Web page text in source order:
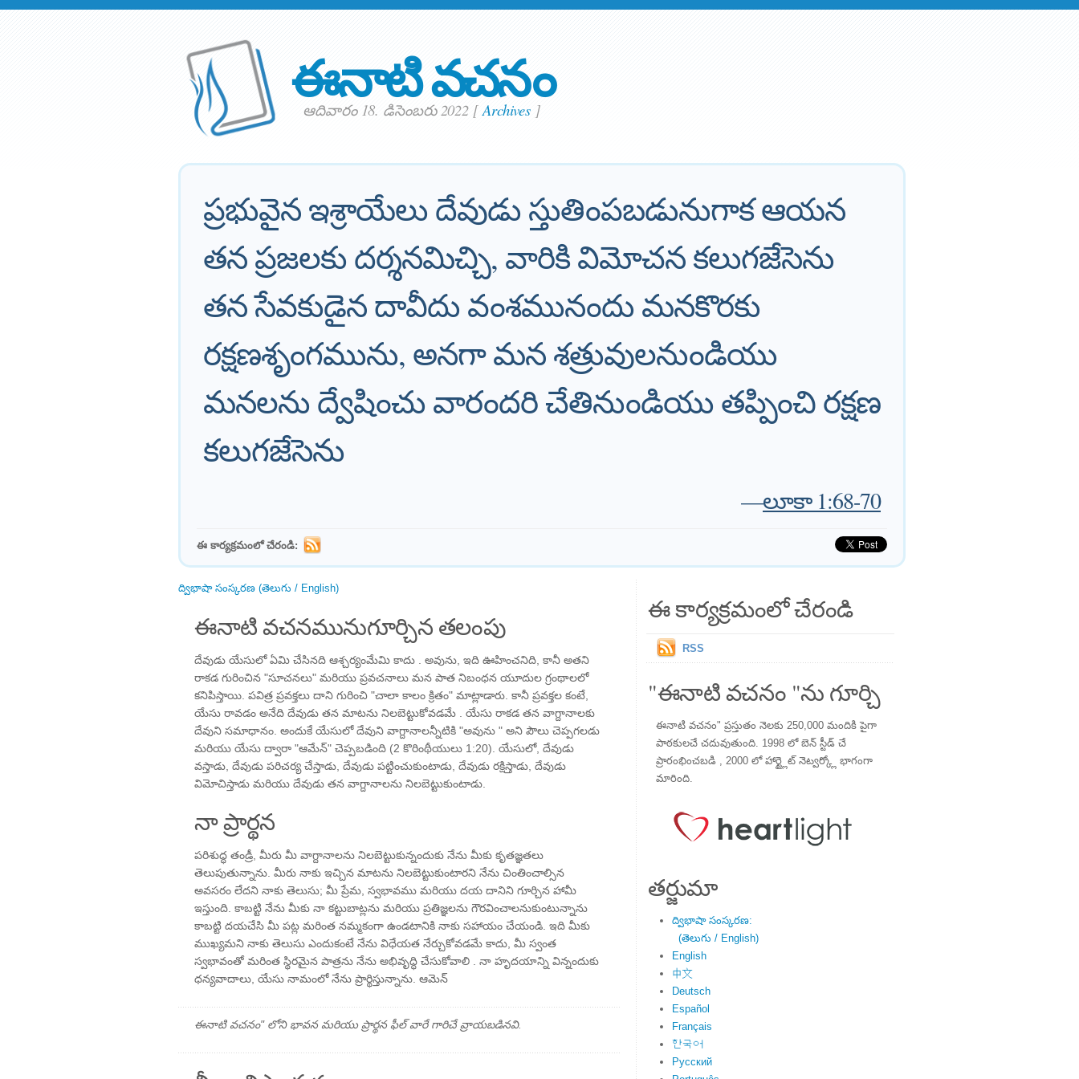
ఈనాటి వచనం
ఆదివారం 18. డిసెంబరు 2022 [Archives ]
ప్రభువైన ఇశ్రాయేలు దేవుడు స్తుతింపబడునుగాక ఆయన
తన ప్రజలకు దర్శనమిచ్చి, వారికి విమోచన కలుగజేసెను
తన సేవకుడైన దావీదు వంశమునందు మనకొరకు
రక్షణశృంగమును, అనగా మన శత్రువులనుండియు
మనలను ద్వేషించు వారందరి చేతినుండియు తప్పించి రక్షణ
కలుగజేసెను
—లూకా 1:68-70
ఈ కార్యక్రమంలో చేరండి:
ద్విభాషా సంస్కరణ (తెలుగు / English)
ఈనాటి వచనమునుగూర్చిన తలంపు
దేవుడు యేసులో ఏమి చేసినది ఆశ్చర్యంమేమి కాదు . అవును, ఇది ఊహించనిది, కానీ అతని
రాకడ గురించిన "సూచనలు" మరియు ప్రవచనాలు మన పాత నిబంధన యూదుల గ్రంథాలలో
కనిపిస్తాయి. పవిత్ర ప్రవక్తలు దాని గురించి "చాలా కాలం క్రితం" మాట్లాడారు. కానీ ప్రవక్తల కంటే,
యేసు రావడం అనేది దేవుడు తన మాటను నిలబెట్టుకోవడమే . యేసు రాకడ తన వాగ్దానాలకు
దేవుని సమాధానం. అందుకే యేసులో దేవుని వాగ్దానాలన్నీటికి "అవును " అని పౌలు చెప్పగలడు
మరియు యేసు ద్వారా "ఆమేన్" చెప్పబడింది (2 కొరింథీయులు 1:20). యేసులో, దేవుడు
వస్తాడు, దేవుడు పరిచర్య చేస్తాడు, దేవుడు పట్టించుకుంటాడు, దేవుడు రక్షిస్తాడు, దేవుడు
విమోచిస్తాడు మరియు దేవుడు తన వాగ్దానాలను నిలబెట్టుకుంటాడు.
నా ప్రార్థన
పరిశుద్ధ తండ్రీ, మీరు మీ వాగ్దానాలను నిలబెట్టుకున్నందుకు నేను మీకు కృతజ్ఞతలు
తెలుపుతున్నాను. మీరు నాకు ఇచ్చిన మాటను నిలబెట్టుకుంటారని నేను చింతించాల్సిన
అవసరం లేదని నాకు తెలుసు; మీ ప్రేమ, స్వభావము మరియు దయ దానిని గూర్చిన హామీ
ఇస్తుంది. కాబట్టి నేను మీకు నా కట్టుబాట్లను మరియు ప్రతిజ్ఞలను గౌరవించాలనుకుంటున్నాను
కాబట్టి దయచేసి మీ పట్ల మరింత నమ్మకంగా ఉండటానికి నాకు సహాయం చేయండి. ఇది మీకు
ముఖ్యమని నాకు తెలుసు ఎందుకంటే నేను విధేయత నేర్చుకోవడమే కాదు, మీ స్వంత
స్వభావంతో మరింత స్థిరమైన పాత్రను నేను అభివృద్ధి చేసుకోవాలి . నా హృదయాన్ని విన్నందుకు
ధన్యవాదాలు, యేసు నామంలో నేను ప్రార్థిస్తున్నాను. ఆమెన్
ఈనాటి వచనం" లోని భావన మరియు ప్రార్థన ఫీల్ వారే గారిచే వ్రాయబడినవి.
ఈ కార్యక్రమంలో చేరండి
RSS
"ఈనాటి వచనం "ను గూర్చి
ఈనాటి వచనం" ప్రస్తుతం నెలకు 250,000 మందికి పైగా
పాఠకులచే చదువుతుంది. 1998 లో బెన్ స్టీడ్ చే
ప్రారంభించబడి , 2000 లో హార్ట్లైట్ నెట్వర్క్లో భాగంగా
మారింది.
తర్జుమా
ద్విభాషా సంస్కరణ:
(తెలుగు / English)
English
中文
Deutsch
Español
Français
한국어
Русский